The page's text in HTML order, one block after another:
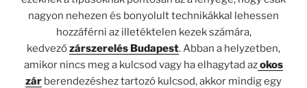
nagyon nehezen és bonyolult technikákkal lehessen
hozzáférni az illetéktelen kezek számára,
kedvezőzárszerelés Budapest. Abban a helyzetben,
amikor nincs meg a kulcsod vagy ha elhagytad azokos
zár berendezéshez tartozó kulcsod, akkor mindig egy